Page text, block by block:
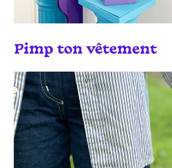
Pimp ton vêtement